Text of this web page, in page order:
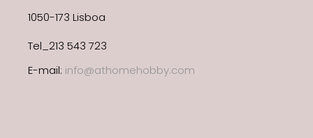
1050-173 Lisboa
Tel_213 543 723
E-mail: info@athomehobby.com